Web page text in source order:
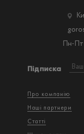
Про компанію
Наші партнери
Статті
Підписка
Пн-